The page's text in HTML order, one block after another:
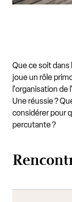
Que ce soit dans
joue un rôle
l'organisation
Une réussie ?
considérer pour
percutante ?